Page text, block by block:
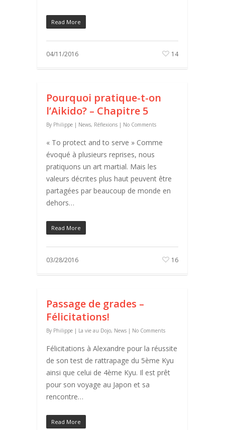
Read More
04/11/2016 14
Pourquoi pratique-t-on
l’Aikido? – Chapitre 5
By Philippe | News, Réflexions | No Comments
« To protect and to serve » Comme
évoqué à plusieurs reprises, nous
pratiquons un art martial. Mais les
valeurs décrites plus haut peuvent être
partagées par beaucoup de monde en
dehors…
Read More
03/28/2016 16
Passage de grades –
Félicitations!
By Philippe | La vie au Dojo, News | No Comments
Félicitations à Alexandre pour la réussite
de son test de rattrapage du 5ème Kyu
ainsi que celui de 4ème Kyu. Il est prêt
pour son voyage au Japon et sa
rencontre…
Read More